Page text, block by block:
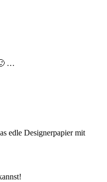
…
edle Designerpapier mit